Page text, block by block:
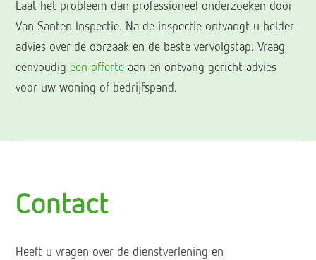
Laat het probleem dan professioneel onderzoeken door
Van Santen Inspectie. Na de inspectie ontvangt u helder
advies over de oorzaak en de beste vervolgstap. Vraag
eenvoudig een offerte aan en ontvang gericht advies
voor uw woning of bedrijfspand.
Contact
Heeft u vragen over de dienstverlening en